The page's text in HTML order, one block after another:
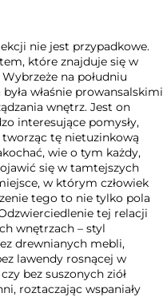
nie jest przypadkowe.
które znajduje się w
na południu
właśnie prowansalskimi
wnętrz. Jest on
interesujące pomysły,
tę nietuzinkową
wie o tym każdy,
się w tamtejszych
w którym człowiek
tego to nie tylko pola
tej relacji
wnętrzach – styl
drewnianych mebli,
lawendy rosnącej w
bez suszonych ziół
roztaczając wspaniały